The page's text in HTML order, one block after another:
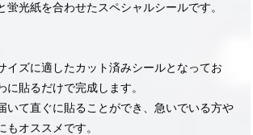
光紙を合わせたスペシャルシールです。
イズに適したカット済みシールとなってお
に貼るだけで完成します。
いて直ぐに貼ることができ、急いでいる方や
オススメです。